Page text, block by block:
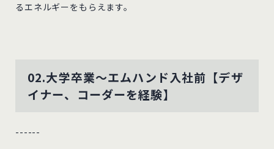
るエネルギーをもらえます。
02.大学卒業～エムハンド入社前【デザ
イナー、コーダーを経験】
------